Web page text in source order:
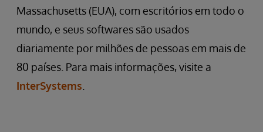
Massachusetts (EUA), com escritórios em todo o
mundo, e seus softwares são usados
diariamente por milhões de pessoas em mais de
80 países. Para mais informações, visite a
InterSystems